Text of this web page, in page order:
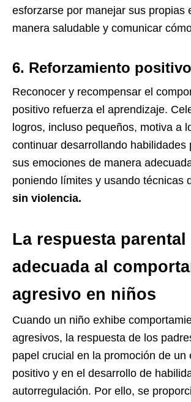
esforzarse por manejar sus propias
manera saludable y comunicar
6. Reforzamiento
Reconocer y recompensar el
positivo refuerza el aprendizaje.
logros, incluso pequeños, motiva a
continuar desarrollando habilidades
sus emociones de manera
poniendo límites y usando técnicas
sin violencia.
La respuesta parental
adecuada al
agresivo en niños
Cuando un niño exhibe
agresivos, la respuesta de los
papel crucial en la promoción de un
positivo y en el desarrollo de
autorregulación. Por ello, se